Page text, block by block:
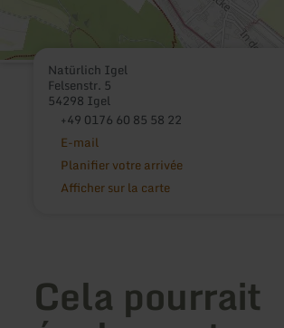
Natürlich Igel
Felsenstr. 5
54298 Igel
+49 0176 60 85 58 22
E-mail
Planifier votre arrivée
Afficher sur la carte
Cela pourrait